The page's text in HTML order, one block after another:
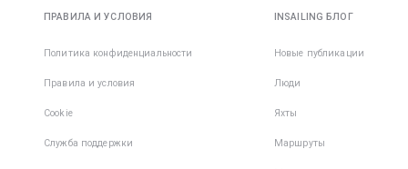
ПРАВИЛА И УСЛОВИЯ
Политика конфиденциальности
Правила и условия
Cookie
Служба поддержки
INSAILING БЛОГ
Новые публикации
Люди
Яхты
Маршруты